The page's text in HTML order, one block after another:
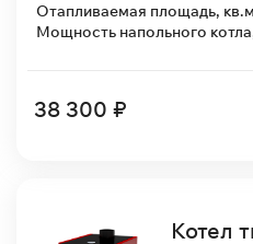
Отапливаемая площадь,
Мощность напольного
38 300 ₽
Котел